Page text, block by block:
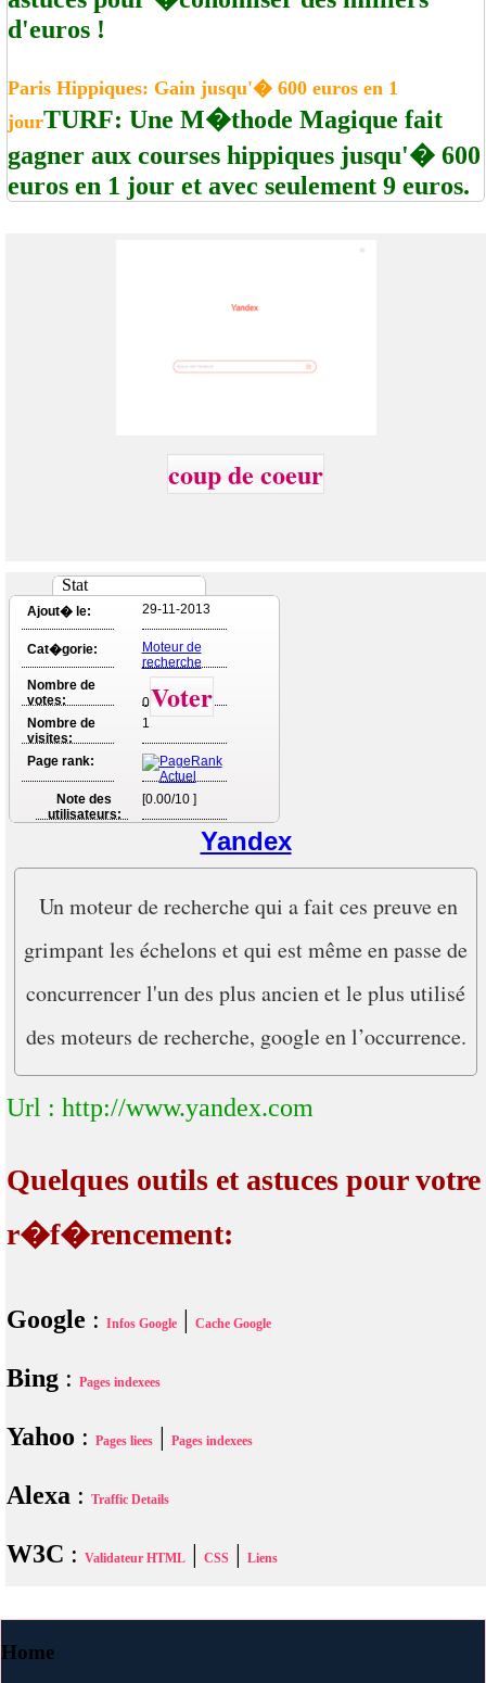
d'euros !
Paris Hippiques: Gain jusqu'� 600 euros en 1
jourTURF: Une M�thode Magique fait
gagner aux courses hippiques jusqu'� 600
euros en 1 jour et avec seulement 9 euros.
coup de coeur
Stat
Ajout� le: 29-11-2013
Cat�gorie:
Moteur de
recherche
Nombre de
votes:
0Voter
Nombre de
visites:
1
Page rank:
Note des
utilisateurs:
[0.00/10 ]
Yandex
Un moteur de recherche qui a fait ces preuve en
grimpant les échelons et qui est même en passe de
concurrencer l'un des plus ancien et le plus utilisé
des moteurs de recherche, google en l’occurrence.
Url : http://www.yandex.com
Quelques outils et astuces pour votre
r�f�rencement:
Google : Infos Google Cache Google
Bing : Pages indexees
Yahoo : Pages liees Pages indexees
Alexa : Traffic Details
W3C : Validateur HTML CSS Liens
Home